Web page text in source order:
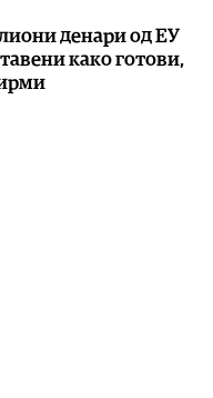
денари од ЕУ
како готови,